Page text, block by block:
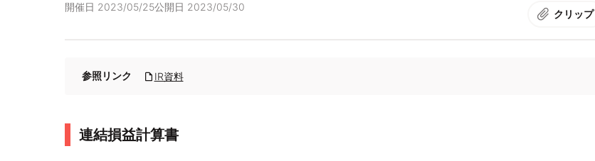
開催日 2023/05/25公開日 2023/05/30
クリップ
参照リンク IR資料
連結損益計算書